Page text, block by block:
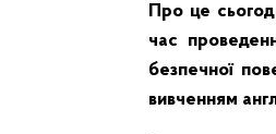
Про це
час
безпечної
вивченням